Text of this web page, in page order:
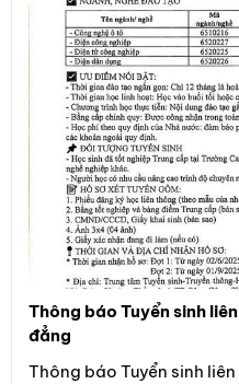
Thông báo Tuyển sinh
đẳng
Thông báo Tuyển sinh